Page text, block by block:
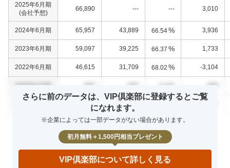
2025年6月期
(会社予想)
66,890 --- --- 3,010
2024年6月期 65,957 43,889 66.54% 3,936
2023年6月期 59,097 39,225 66.37 % 1,733
2022年6月期 46,615 31,709 68.02 % -3,104
0000年0月期 000 000 0.0% 000
000 000
0000年0月期 000 000 0.0%
さらに前のデータは、VIP倶楽部に登録するとご覧
になれます。
※企業によっては一部データがない場合があります。
初月無料＋1,500円相当プレゼント
VIP倶楽部について詳しく見る